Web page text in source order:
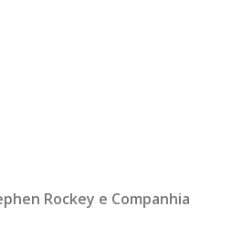
EN Rockey e Companhia